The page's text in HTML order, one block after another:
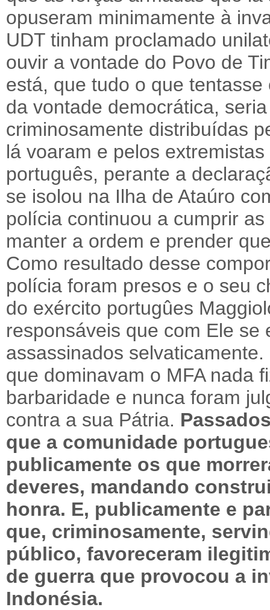
opuseram minimamente à
UDT tinham proclamado
ouvir a vontade do Povo de
está, que tudo o que
da vontade democrática,
criminosamente distribuídas
lá voaram e pelos
português, perante a
se isolou na Ilha de Ataúro
polícia continuou a cumprir
manter a ordem e prender
Como resultado desse
polícia foram presos e o seu
do exército portugûes
responsáveis que com Ele se
assassinados
que dominavam o MFA nada
barbaridade e nunca foram
contra a sua Pátria.
que a comunidade
publicamente os que
deveres, mandando
honra. E, publicamente e
que, criminosamente,
público, favoreceram
de guerra que provocou a
Indonésia.